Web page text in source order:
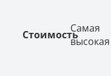
СтоимостьСамая
высокая